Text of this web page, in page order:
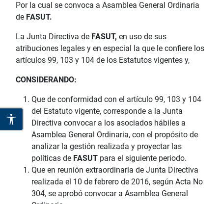
Por la cual se convoca a Asamblea General Ordinaria
de FASUT.
La Junta Directiva de FASUT, en uso de sus
atribuciones legales y en especial la que le confiere los
artículos 99, 103 y 104 de los Estatutos vigentes y,
CONSIDERANDO:
Que de conformidad con el artículo 99, 103 y 104
del Estatuto vigente, corresponde a la Junta
Directiva convocar a los asociados hábiles a
Asamblea General Ordinaria, con el propósito de
analizar la gestión realizada y proyectar las
políticas de FASUT para el siguiente periodo.
Que en reunión extraordinaria de Junta Directiva
realizada el 10 de febrero de 2016, según Acta No
304, se aprobó convocar a Asamblea General